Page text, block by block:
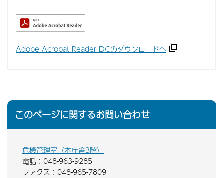
Adobe Acrobat Reader DCのダウンロードへ
このページに関するお問い合わせ
危機管理室（本庁舎3階）
電話：048-963-9285
ファクス：048-965-7809